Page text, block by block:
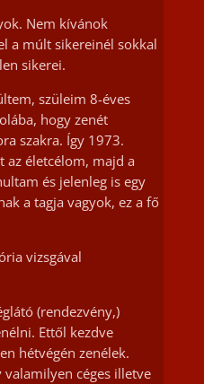
Nem kívánok
a múlt sikereinél sokkal
sikerei.
szüleim 8-éves
hogy zenét
szakra. Így 1973.
az életcélom, majd a
és jelenleg is egy
a tagja vagyok, ez a fő
vizsgával
(rendezvény,)
Ettől kezdve
hétvégén zenélek.
valamilyen céges illetve